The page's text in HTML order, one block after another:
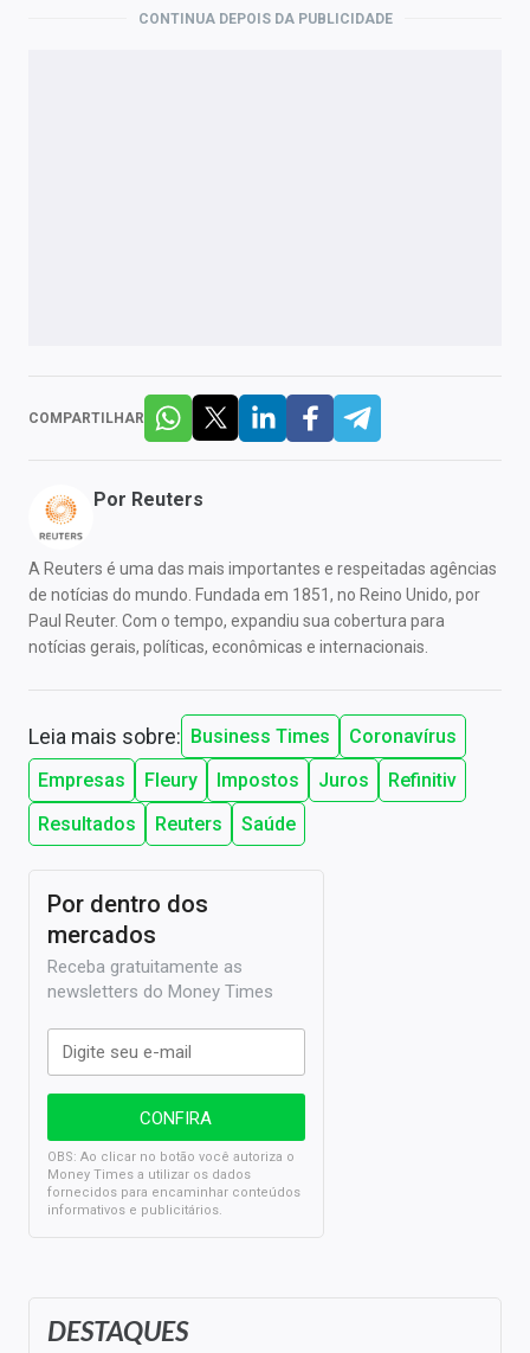
CONTINUA DEPOIS DA PUBLICIDADE
COMPARTILHAR
Por Reuters
A Reuters é uma das mais importantes e respeitadas agências
de notícias do mundo. Fundada em 1851, no Reino Unido, por
Paul Reuter. Com o tempo, expandiu sua cobertura para
notícias gerais, políticas, econômicas e internacionais.
Leia mais sobre: Business Times
Coronavírus
Empresas
Fleury Impostos Juros
Refinitiv
Resultados
Reuters Saúde
DESTAQUES
Por dentro dos
mercados
Receba gratuitamente as
newsletters do Money Times
OBS: Ao clicar no botão você autoriza o
Money Times a utilizar os dados
fornecidos para encaminhar conteúdos
informativos e publicitários.